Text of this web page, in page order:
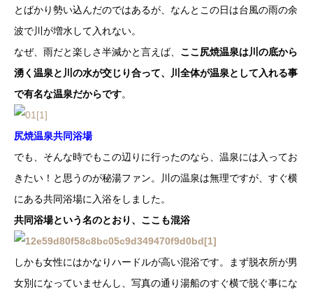
とばかり勢い込んだのではあるが、なんとこの日は台風の雨の余
波で川が増水して入れない。
なぜ、雨だと楽しさ半減かと言えば、 ここ尻焼温泉は川の底から
湧く温泉と川の水が交じり合って、川全体が温泉として入れる事
で有名な温泉だからです。
尻焼温泉共同浴場
でも、そんな時でもこの辺りに行ったのなら、温泉には入ってお
きたい！と思うのが秘湯ファン。川の温泉は無理ですが、すぐ横
にある共同浴場に入浴をしました。
共同浴場という名のとおり、ここも混浴
しかも女性にはかなりハードルが高い混浴です。まず脱衣所が男
女別になっていませんし、写真の通り湯船のすぐ横で脱ぐ事にな